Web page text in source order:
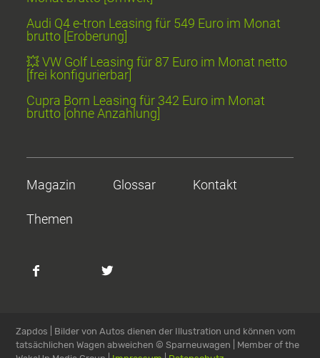
Audi Q4 e-tron Leasing für 549 Euro im Monat
brutto [Eroberung]
💥 VW Golf Leasing für 87 Euro im Monat netto
[frei konfigurierbar]
Cupra Born Leasing für 342 Euro im Monat
brutto [ohne Anzahlung]
Magazin Glossar Kontakt
Themen
Zapdos | Bilder von Autos dienen der Illustration und können vom
tatsächlichen Wagen abweichen© Sparneuwagen | Member of the